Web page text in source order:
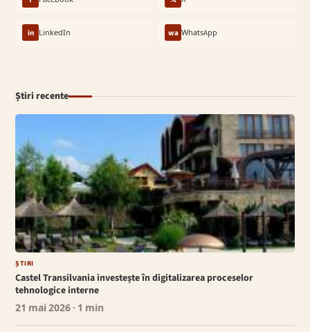
in LinkedIn wa WhatsApp
Știri recente
ȘTIRI
Castel Transilvania investește în digitalizarea proceselor
tehnologice interne
21 mai 2026 · 1 min